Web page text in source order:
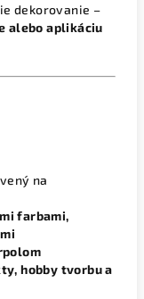
dekorovanie –
alebo aplikáciu
na
farbami,
hobby tvorbu a